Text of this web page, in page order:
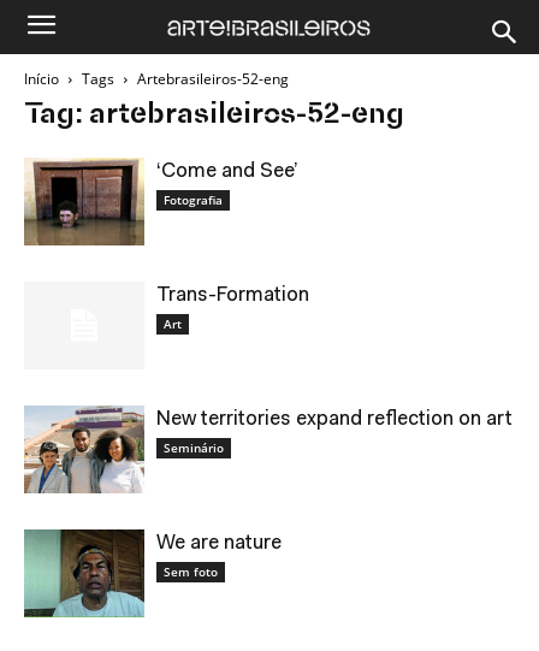
Início Tags Artebrasileiros-52-eng
Tag: artebrasileiros-52-eng
‘Come and See’
Fotografia
Trans-Formation
Art
New territories expand reflection on art
Seminário
We are nature
Sem foto